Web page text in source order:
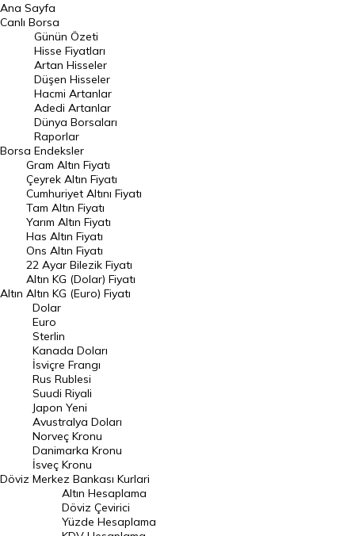
BIST 100 Hisseleri
En Çok Artan Hisseler
En Çok Düşen Hisseler
Hacmi Artanlar
Geçmiş Kapanışlar
Dünya Borsaları
Raporlar
Endeksler
DÖVİZ
Döviz Kuru
Dolar Kuru
Euro Kuru
Pound Kuru
Frank Kuru
Riyal Kuru
Avustralya Doları
Danimarka Kronu Kuru
Kanada Doları Kuru
Norveç Kronu Kuru
İsveç Kronu Kuru
Japon Yeni Kuru
Ana Sayfa
Canlı Borsa
Borsa
Günün Özeti
Hisse Fiyatları
Artan Hisseler
Düşen Hisseler
Hacmi Artanlar
Adedi Artanlar
Dünya Borsaları
Raporlar
Endeksler
Altın
Gram Altın Fiyatı
Çeyrek Altın Fiyatı
Cumhuriyet Altını Fiyatı
Tam Altın Fiyatı
Yarım Altın Fiyatı
Has Altın Fiyatı
Ons Altın Fiyatı
22 Ayar Bilezik Fiyatı
Altın KG (Dolar) Fiyatı
Altın KG (Euro) Fiyatı
Döviz
Dolar
Euro
Sterlin
Kanada Doları
İsviçre Frangı
Rus Rublesi
Suudi Riyali
Japon Yeni
Avustralya Doları
Norveç Kronu
Danimarka Kronu
İsveç Kronu
Merkez Bankası Kurlari
Altın Hesaplama
Döviz Çevirici
Yüzde Hesaplama